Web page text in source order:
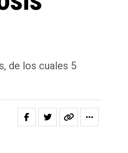
de los cuales 5